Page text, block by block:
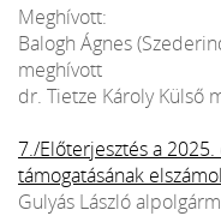
Meghívott:
Balogh Ágnes
meghívott
dr. Tietze Károly Külső
7./Előterjesztés a
támogatásának
Gulyás László